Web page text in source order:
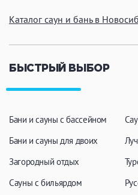
Каталог саун и бань в
БЫСТРЫЙ ВЫБОР
Бани и сауны с бассейном
Бани и сауны для двоих
Загородный отдых
Сауны с бильярдом